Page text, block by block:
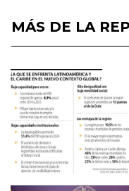
MÁS DE LA